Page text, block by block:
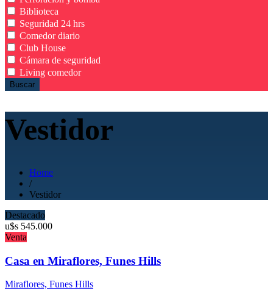
Biblioteca
Seguridad 24 hrs
Comedor diario
Club House
Cámara de seguridad
Living comedor
Buscar
Vestidor
Home
/
Vestidor
Destacado
u$s 545.000
Venta
Casa en Miraflores, Funes Hills
Miraflores, Funes Hills